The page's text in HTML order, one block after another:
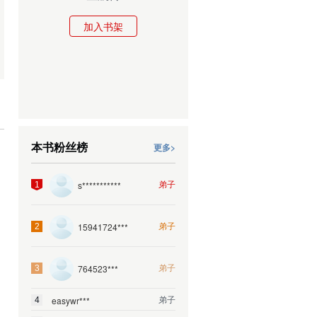
加入书架
本书粉丝榜 更多>
1 s*********** 弟子
2 15941724*** 弟子
3 764523*** 弟子
4 easywr***
弟子